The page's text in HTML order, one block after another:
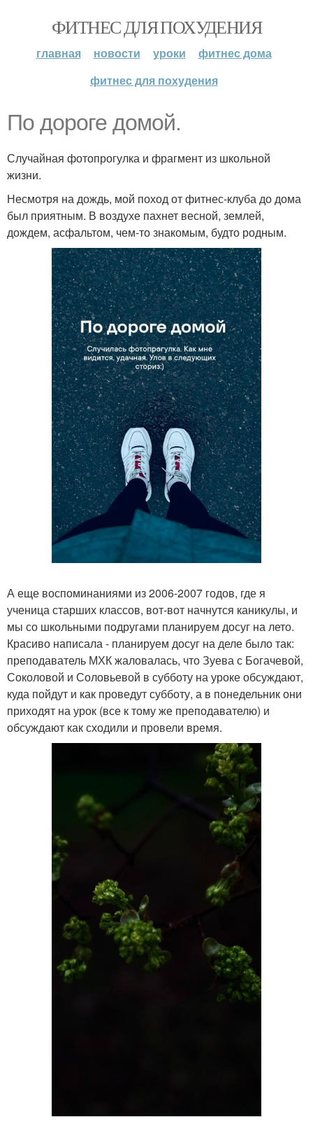
ФИТНЕС ДЛЯ ПОХУДЕНИЯ
главная новости уроки
фитнес дома
фитнес для похудения
По дороге домой.
Случайная фотопрогулка и фрагмент из школьной
жизни.
Несмотря на дождь, мой поход от фитнес-клуба до дома
был приятным. В воздухе пахнет весной, землей,
дождем, асфальтом, чем-то знакомым, будто родным.
А еще воспоминаниями из 2006-2007 годов, где я
ученица старших классов, вот-вот начнутся каникулы, и
мы со школьными подругами планируем досуг на лето.
Красиво написала - планируем досуг на деле было так:
преподаватель МХК жаловалась, что Зуева с Богачевой,
Соколовой и Соловьевой в субботу на уроке обсуждают,
куда пойдут и как проведут субботу, а в понедельник они
приходят на урок (все к тому же преподавателю) и
обсуждают как сходили и провели время.